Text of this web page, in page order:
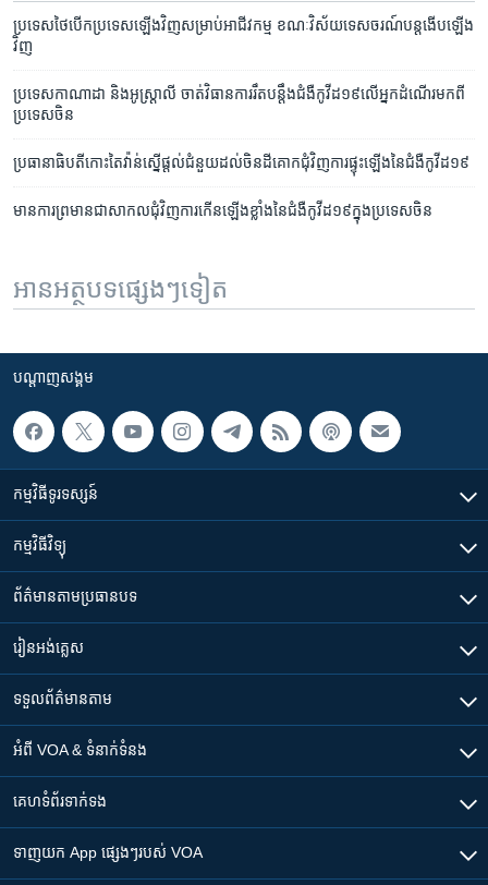
ប្រទេស​ថៃ​បើក​ប្រទេស​ឡើង​វិញ​សម្រាប់​អាជីវកម្ម ខណៈ​វិស័យ​ទេសចរណ៍​បន្ត​ងើប​ឡើង​
វិញ
ប្រទេស​កាណាដា​ និង​អូស្ត្រាលី​ ​ចាត់​វិធានការ​រឹតបន្តឹង​ជំងឺកូវីដ១៩​លើ​អ្នក​ដំណើរ​មក​ពី​
ប្រទេស​ចិន
ប្រធានាធិបតី​កោះ​តៃវ៉ាន់​ស្នើ​ផ្តល់​ជំនួយ​ដល់​ចិនដីគោក​ជុំវិញ​ការផ្ទុះឡើង​នៃ​​ជំងឺ​កូវីដ១៩
មាន​ការ​ព្រមាន​ជា​សាកល​ជុំវិញ​ការកើន​ឡើង​ខ្លាំង​នៃ​ជំងឺ​កូវីដ១៩​ក្នុង​ប្រទេស​ចិន
អានអត្ថបទផ្សេងៗទៀត
បណ្តាញ​សង្គម
កម្មវិធី​ទូរទស្សន៍
កម្មវិធី​វិទ្យុ
ព័ត៌មាន​តាមប្រធានបទ​
រៀន​​អង់គ្លេស
ទទួល​ព័ត៌មាន​តាម
អំពី​ VOA & ទំនាក់ទំនង
គេហទំព័រ​​ទាក់ទង
ទាញយក​ App ផ្សេងៗ​របស់​ VOA